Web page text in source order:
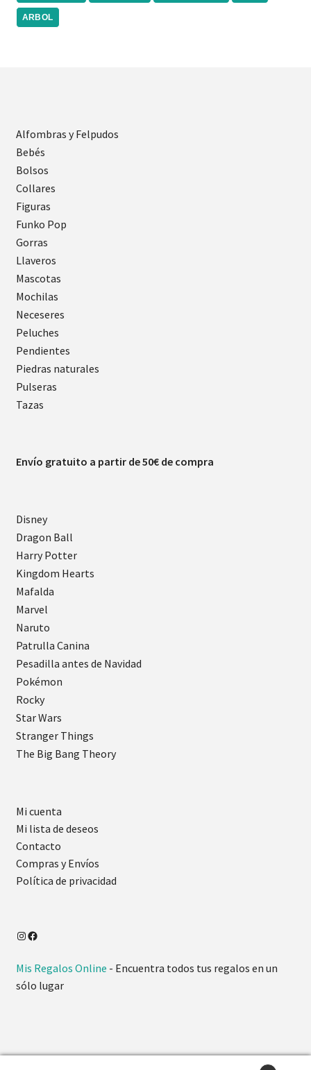
ARBOL
Alfombras y Felpudos
Bebés
Bolsos
Collares
Figuras
Funko Pop
Gorras
Llaveros
Mascotas
Mochilas
Neceseres
Peluches
Pendientes
Piedras naturales
Pulseras
Tazas
Envío gratuito a partir de 50€ de compra
Disney
Dragon Ball
Harry Potter
Kingdom Hearts
Mafalda
Marvel
Naruto
Patrulla Canina
Pesadilla antes de Navidad
Pokémon
Rocky
Star Wars
Stranger Things
The Big Bang Theory
Mi cuenta
Mi lista de deseos
Contacto
Compras y Envíos
Política de privacidad
Mis Regalos Online - Encuentra todos tus regalos en un
sólo lugar